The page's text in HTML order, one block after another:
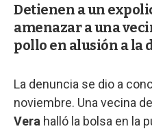
Detienen a un
amenazar a una
pollo en alusión a la
La denuncia se dio a
noviembre. Una vecina
Vera halló la bolsa en la